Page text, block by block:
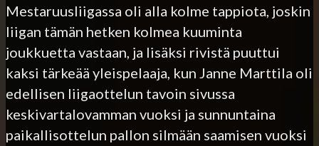
Mestaruusliigassa oli alla kolme tappiota, joskin
liigan tämän hetken kolmea kuuminta
joukkuetta vastaan, ja lisäksi rivistä puuttui
kaksi tärkeää yleispelaaja, kun Janne Marttila oli
edellisen liigaottelun tavoin sivussa
keskivartalovamman vuoksi ja sunnuntaina
paikallisottelun pallon silmään saamisen vuoksi